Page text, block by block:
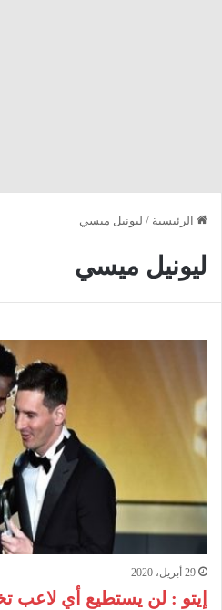
الرئيسية / ليونيل ميسي
ليونيل ميسي
29 أبريل، 2020
إيتو : لن يستطيع أي